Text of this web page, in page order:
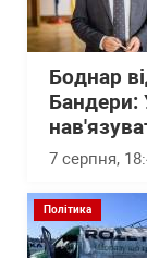
Боднар
Бандери:
7 серпня,
Політика